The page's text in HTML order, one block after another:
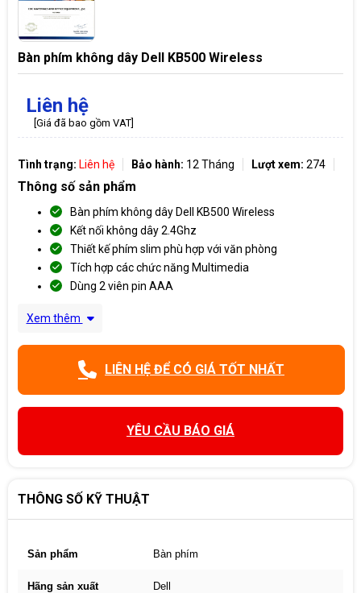
Bàn phím không dây Dell KB500 Wireless
Liên hệ
[Giá đã bao gồm VAT]
Tình trạng: Liên hệ Bảo hành: 12 Tháng Lượt xem: 274
Thông số sản phẩm
Bàn phím không dây Dell KB500 Wireless
Kết nối không dây 2.4Ghz
Thiết kế phím slim phù hợp với văn phòng
Tích hợp các chức năng Multimedia
Dùng 2 viên pin AAA
Xem thêm
LIÊN HỆ ĐỂ CÓ GIÁ TỐT NHẤT
YÊU CẦU BÁO GIÁ
THÔNG SỐ KỸ THUẬT
Sản phẩm Bàn phím
Hãng sản xuất Dell